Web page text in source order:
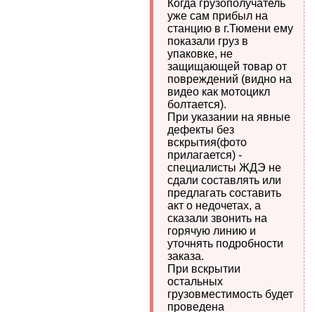
Когда грузополучатель
уже сам прибыл на
станцию в г.Тюмени ему
показали груз в
упаковке, не
защищающей товар от
повреждений (видно на
видео как мотоцикл
болтается).
При указании на явные
дефекты без
вскрытия(фото
прилагается) -
специалисты ЖДЭ не
сдали составлять или
предлагать составить
акт о недочетах, а
сказали звонить на
горячую линию и
уточнять подробности
заказа.
При вскрытии
остальных
грузовместимость будет
проведена